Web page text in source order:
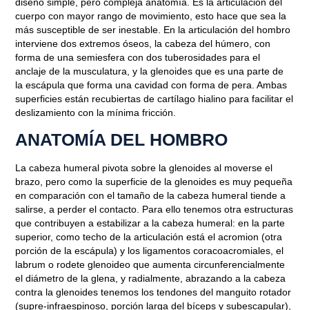
cuerpo con mayor rango de movimiento, esto hace que sea la
más susceptible de ser inestable. En la articulación del hombro
interviene dos extremos óseos, la cabeza del húmero, con
forma de una semiesfera con dos tuberosidades para el
anclaje de la musculatura, y la glenoides que es una parte de
la escápula que forma una cavidad con forma de pera. Ambas
superficies están recubiertas de cartílago hialino para facilitar el
deslizamiento con la mínima fricción.
ANATOMÍA DEL HOMBRO
La cabeza humeral pivota sobre la glenoides al moverse el
brazo, pero como la superficie de la glenoides es muy pequeña
en comparación con el tamaño de lacabeza humeral tiende a
salirse, a perder el contacto. Para ello tenemos otra estructuras
que contribuyen a estabilizar a la cabeza humeral: en la parte
superior, como techo de la articulación está el acromion (otra
porción de la escápula) y los ligamentos coracoacromiales, el
labrum o rodete glenoideo que aumenta circunferencialmente
el diámetro de la glena, y radialmente, abrazando a la cabeza
contra la glenoides tenemos los tendones del manguito rotador
(supre-infraespinoso, porción larga del bíceps y subescapular),